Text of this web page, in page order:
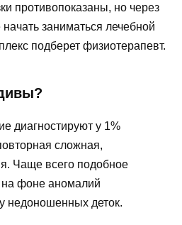
противопоказаны, но через
заниматься лечебной
подберет физиотерапевт.
диагностируют у 1%
сложная,
Чаще всего подобное
на фоне аномалий
недоношенных деток.